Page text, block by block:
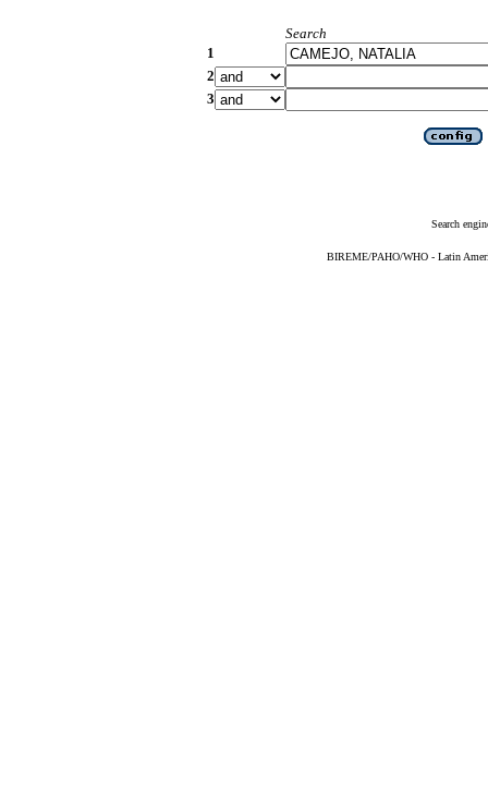
Search
1
2
3
Search
BIREME/PAHO/WHO - Latin